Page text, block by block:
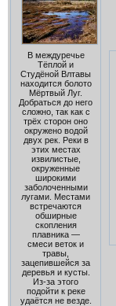
В междуречье
Тёплой и
Студёной Влтавы
находится болото
Мёртвый Луг.
Добраться до него
сложно, так как с
трёх сторон оно
окружено водой
двух рек. Реки в
этих местах
извилистые,
окруженные
широкими
заболоченными
лугами. Местами
встречаются
обширные
скопления
плавника —
смеси веток и
травы,
зацепившейся за
деревья и кусты.
Из-за этого
подойти к реке
удаётся не везде.